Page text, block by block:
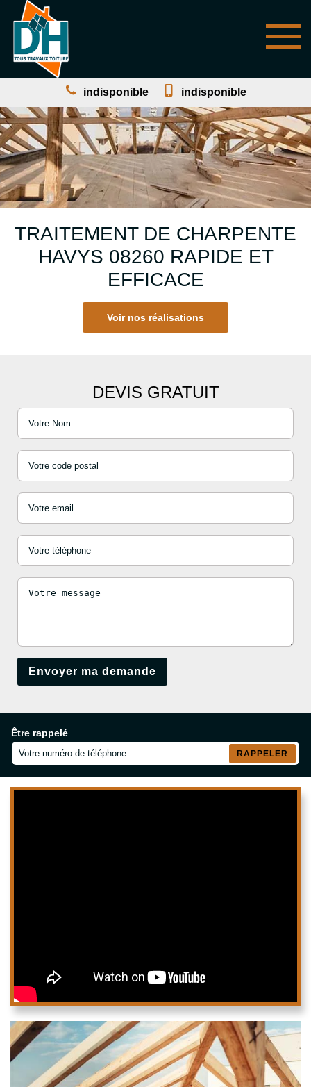
indisponible indisponible
TRAITEMENT DE CHARPENTE
HAVYS 08260 RAPIDE ET
EFFICACE
Voir nos réalisations
DEVIS GRATUIT
Être rappelé